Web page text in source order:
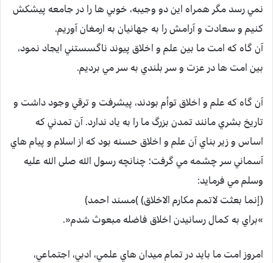
نمي رسد مگر همراه اين دو وجيبه، خوبي ها را در جامعه پيشكش
كنيم و سعادت و آرامش را به جهانيان به ارمغان آوريم.
آن گاه كه امت ما بين علم و اخلاق پيوند ناگسستني ايجاد نمود،
بين امت ها در عزت و سر بلندي به سر مي برديم.
آن گاه كه علم و اخلاق توأم بودند، پيشرفت و ترقي وجود داشت و
تاريخ بشري مانند تمدن بزرگ ما را به ياد ندارد. آن تمدني كه
اساس و زير بناي آن علم و اخلاق حسنه بود كه از اسلام و پيام هاي
آسماني سر چشمه مي گرفت؛ چنانچه رسول الله صلی الله عليه
وسلم مي فرمايد:
‌(إنما بعثت لاتمم مكارم الاخلاق) )مسند احمد)
»براي به كمال رسانیدن اخلاق فاضله مبعوث شدم«.
امروز امت ما باید در تمام ميدان هاي علمي، ادبي، اجتماعي،